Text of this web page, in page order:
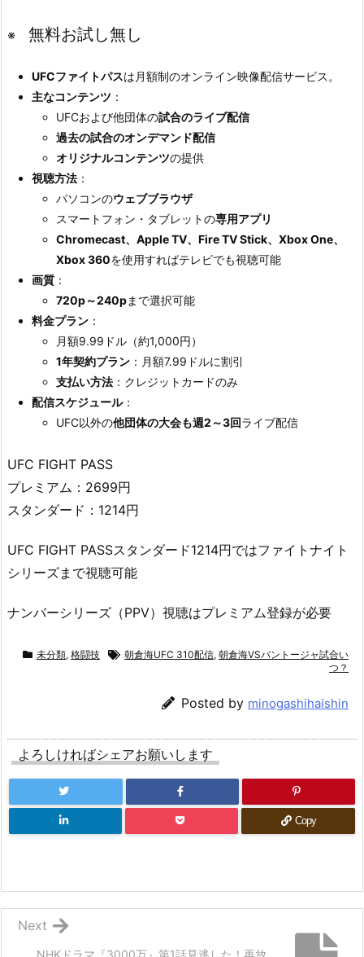
※ 無料お試し無し
UFCファイトパスは月額制のオンライン映像配信サービス。
主なコンテンツ ：
UFCおよび他団体の試合のライブ配信
過去の試合のオンデマンド配信
オリジナルコンテンツの提供
視聴方法 ：
パソコンのウェブブラウザ
スマートフォン・タブレットの専用アプリ
Chromecast、Apple TV、Fire TV Stick、Xbox One、
Xbox 360を使用すればテレビでも視聴可能
画質 ：
720p～240pまで選択可能
料金プラン ：
月額9.99ドル（約1,000円）
1年契約プラン ：月額7.99ドルに割引
支払い方法 ：クレジットカードのみ
配信スケジュール：
UFC以外の他団体の大会も週2～3回ライブ配信
UFC FIGHT PASS
プレミアム：2699円
スタンダード：1214円
UFC FIGHT PASSスタンダード1214円ではファイトナイト
シリーズまで視聴可能
ナンバーシリーズ（PPV）視聴はプレミアム登録が必要
未分類, 格闘技 朝倉海UFC 310配信, 朝倉海VSパントージャ試合い
つ？
Posted by minogashihaishin
よろしければシェアお願いします
Copy
NHKドラマ『3000万』第1話見逃した！再放
Next